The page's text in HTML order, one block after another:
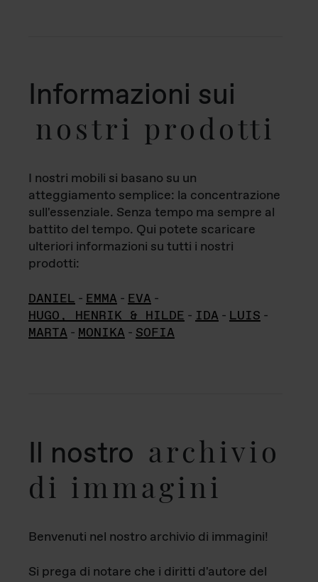
Informazioni sui
nostri prodotti
I nostri mobili si basano su un
atteggiamento semplice: la concentrazione
sull'essenziale. Senza tempo ma sempre al
battito del tempo. Qui potete scaricare
ulteriori informazioni su tutti i nostri
prodotti:
DANIEL - EMMA - EVA -
HUGO, HENRIK & HILDE - IDA - LUIS -
MARTA - MONIKA - SOFIA
Il nostro archivio
di immagini
Benvenuti nel nostro archivio di immagini!
Si prega di notare che i diritti d'autore del